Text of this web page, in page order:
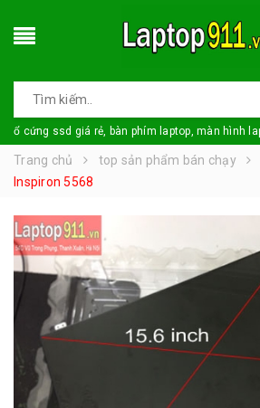
ổ cứng ssd giá rẻ, bàn phím laptop, màn hình
Trang chủ top sản phẩm bán chạy
Inspiron 5568